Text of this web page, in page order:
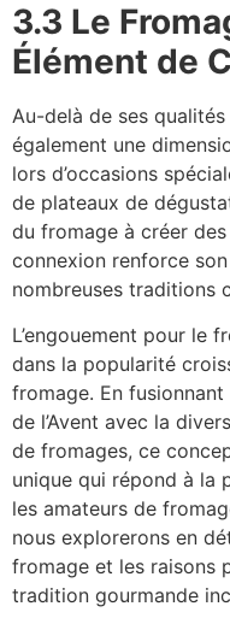
3.3 Le
Élément de
Au-delà de ses
également une
lors d’occasions
de plateaux de
du fromage à créer
connexion renforce
nombreuses traditions
L’engouement pour le
dans la popularité
fromage. En
de l’Avent avec la
de fromages, ce
unique qui répond à la
les amateurs de
nous explorerons en
fromage et les raisons
tradition gourmande